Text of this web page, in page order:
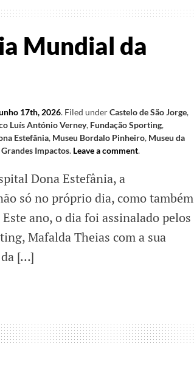
Mundial da
17th, 2026. Filed underCastelo de São Jorge,
Luís António Verney, Fundação Sporting,
Estefânia, Museu Bordalo Pinheiro, Museu da
Impactos. Leave a comment.
Dona Estefânia, a
só no próprio dia, como também
ano, o dia foi assinalado pelos
Mafalda Theias com a sua
da […]